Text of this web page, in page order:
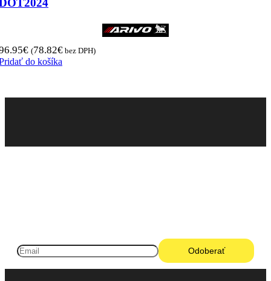
€ (78.82€ bez DPH)
do košíka